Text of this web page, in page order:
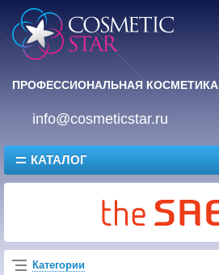
ПРОФЕССИОНАЛЬНАЯ КОСМЕТИКА
info@cosmeticstar.ru
КАТАЛОГ
Категории